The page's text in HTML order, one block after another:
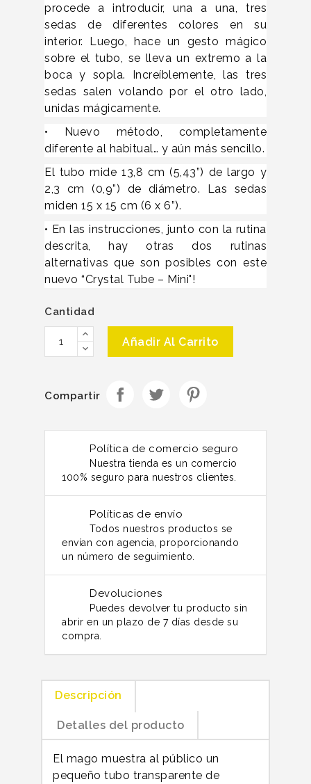
procede a introducir, una a una, tres
sedas de diferentes colores en su
interior. Luego, hace un gesto mágico
sobre el tubo, se lleva un extremo a la
boca y sopla. Increíblemente, las tres
sedas salen volando por el otro lado,
unidas mágicamente.
• Nuevo método, completamente
diferente al habitual… y aún más sencillo.
El tubo mide 13,8 cm (5,43”) de largo y
2,3 cm (0,9”) de diámetro. Las sedas
miden 15 x 15 cm (6 x 6”).
• En las instrucciones, junto con la rutina
descrita, hay otras dos rutinas
alternativas que son posibles con este
nuevo “Crystal Tube – Mini"!
Cantidad
Añadir Al Carrito
Compartir
Política de comercio seguro
Nuestra tienda es un comercio
100% seguro para nuestros clientes.
Políticas de envío
Todos nuestros productos se
envían con agencia, proporcionando
un número de seguimiento.
Devoluciones
Puedes devolver tu producto sin
abrir en un plazo de 7 días desde su
compra.
Descripción
Detalles del producto
El mago muestra al público un
pequeño tubo transparente de